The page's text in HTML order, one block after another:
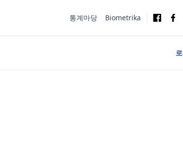
통계마당 Biometrika